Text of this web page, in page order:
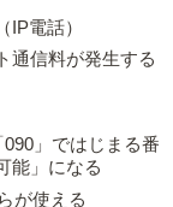
電話）
通信料が発生する
」ではじまる番
能」になる
が使える